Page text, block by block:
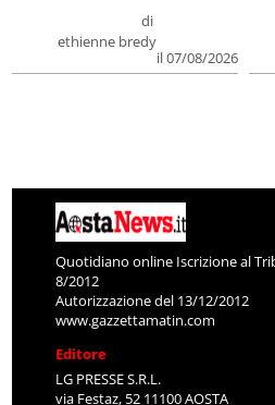
di
ethienne bredy
il 07/08/2026
Quotidiano online Iscrizione al
8/2012
Autorizzazione del 13/12/2012
www.gazzettamatin.com
Editore
LG PRESSE S.R.L.
via Festaz, 52 11100 AOSTA